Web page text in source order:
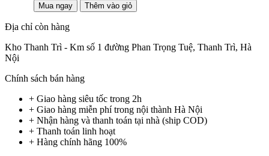
Mua ngay Thêm vào giỏ
Địa chỉ còn hàng
Kho Thanh Trì - Km số 1 đường Phan Trọng Tuệ, Thanh Trì, Hà
Nội
Chính sách bán hàng
+ Giao hàng siêu tốc trong 2h
+ Giao hàng miễn phí trong nội thành Hà Nội
+ Nhận hàng và thanh toán tại nhà (ship COD)
+ Thanh toán linh hoạt
+ Hàng chính hãng 100%